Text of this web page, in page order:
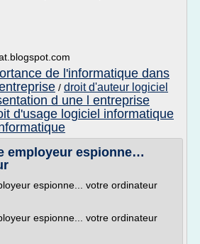
de l'informatique dans
/ droit d'auteur logiciel
d une l entreprise
d'usage logiciel informatique
employeur espionne…
espionne... votre ordinateur
espionne... votre ordinateur